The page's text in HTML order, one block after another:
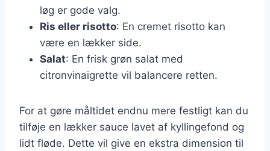
løg er gode valg.
Ris eller risotto: En cremet risotto kan
være en lækker side.
Salat: En frisk grøn salat med
citronvinaigrette vil balancere retten.
For at gøre måltidet endnu mere festligt kan du
tilføje en lækker sauce lavet af kyllingefond og
lidt fløde. Dette vil give en ekstra dimension til